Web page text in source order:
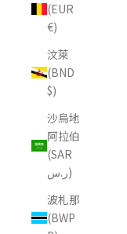
(EUR
€)
汶萊
(BND
$)
沙烏地
阿拉伯
(SAR
ر.س)
波札那
(BWP